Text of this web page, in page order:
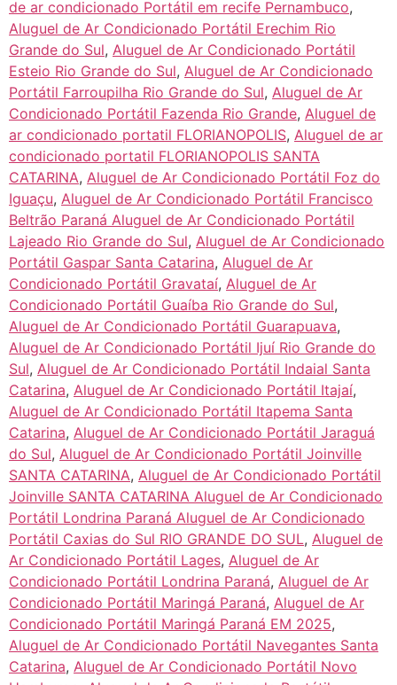
de ar condicionado Portátil em recife Pernambuco,
Aluguel de Ar Condicionado Portátil Erechim Rio
Grande do Sul, Aluguel de Ar Condicionado Portátil
Esteio Rio Grande do Sul, Aluguel de Ar Condicionado
Portátil Farroupilha Rio Grande do Sul, Aluguel de Ar
Condicionado Portátil Fazenda Rio Grande, Aluguel de
ar condicionado portatil FLORIANOPOLIS, Aluguel de ar
condicionado portatil FLORIANOPOLIS SANTA
CATARINA, Aluguel de Ar Condicionado Portátil Foz do
Iguaçu, Aluguel de Ar Condicionado Portátil Francisco
Beltrão Paraná Aluguel de Ar Condicionado Portátil
Lajeado Rio Grande do Sul, Aluguel de Ar Condicionado
Portátil Gaspar Santa Catarina, Aluguel de Ar
Condicionado Portátil Gravataí, Aluguel de Ar
Condicionado Portátil Guaíba Rio Grande do Sul,
Aluguel de Ar Condicionado Portátil Guarapuava,
Aluguel de Ar Condicionado Portátil Ijuí Rio Grande do
Sul, Aluguel de Ar Condicionado Portátil Indaial Santa
Catarina, Aluguel de Ar Condicionado Portátil Itajaí,
Aluguel de Ar Condicionado Portátil Itapema Santa
Catarina, Aluguel de Ar Condicionado Portátil Jaraguá
do Sul, Aluguel de Ar Condicionado Portátil Joinville
SANTA CATARINA, Aluguel de Ar Condicionado Portátil
Joinville SANTA CATARINA Aluguel de Ar Condicionado
Portátil Londrina Paraná Aluguel de Ar Condicionado
Portátil Caxias do Sul RIO GRANDE DO SUL, Aluguel de
Ar Condicionado Portátil Lages, Aluguel de Ar
Condicionado Portátil Londrina Paraná, Aluguel de Ar
Condicionado Portátil Maringá Paraná, Aluguel de Ar
Condicionado Portátil Maringá Paraná EM 2025,
Aluguel de Ar Condicionado Portátil Navegantes Santa
Catarina, Aluguel de Ar Condicionado Portátil Novo